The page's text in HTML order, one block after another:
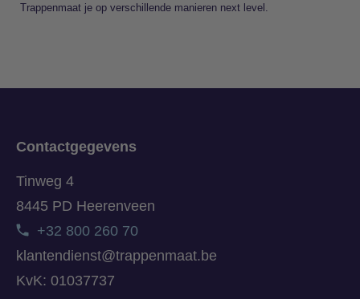
Trappenmaat je op verschillende manieren next level.
Contactgegevens
Tinweg 4
8445 PD Heerenveen
+32 800 260 70
klantendienst@trappenmaat.be
KvK: 01037737